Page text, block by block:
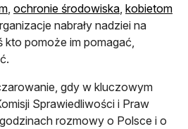
otwiera się w nowej karcie
, ochronie środowiskaotwiera się
, kobietom
karcie
się w nowej karcie
nabrały nadziei na
kto pomoże im pomagać,
gdy w kluczowym
Sprawiedliwości i Praw
rozmowy o Polsce i o